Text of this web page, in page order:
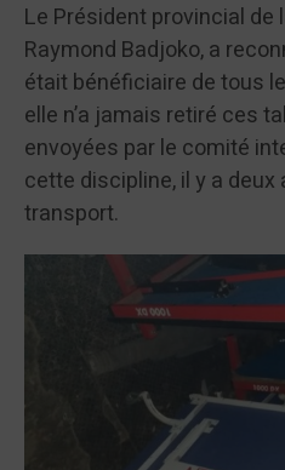
Le Président provincial de
Raymond Badjoko, a
était bénéficiaire de tous
elle n’a jamais retiré ces
envoyées par le comité
cette discipline, il y a
transport.